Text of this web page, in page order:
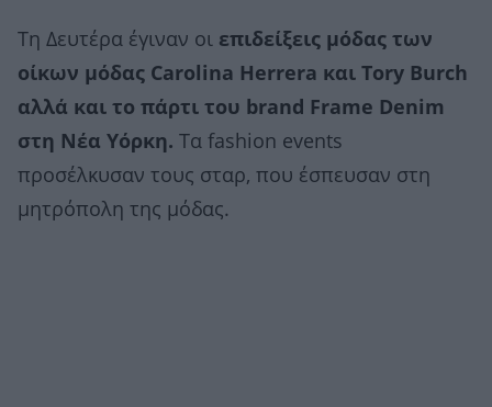
Τη Δευτέρα έγιναν οι επιδείξεις μόδας των
οίκων μόδας Carolina Herrera και Τory Burch
αλλά και το πάρτι του brand Frame Denim
στη Νέα Υόρκη. Τα fashion events
προσέλκυσαν τους σταρ, που έσπευσαν στη
μητρόπολη της μόδας.